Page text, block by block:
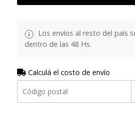
Los envíos al resto del país
dentro de las 48 Hs.
Calculá el costo de envío